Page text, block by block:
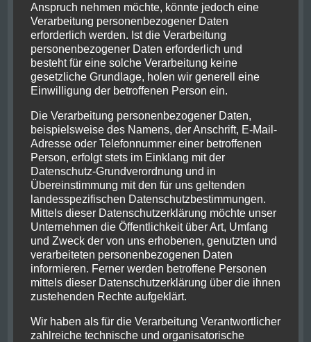
Rabbits crossing
Posted on19. November 2017/by lars
Eine Nacht verging und der frühe Vogel fängt in
diesem Fall den Bus nach Wanaka, 7:45 war Abfahrt.
Es hieß erneut eine
Read More
lake wanaka, newzealand,wanaka1 Kommentarzu
Anspruch nehmen möchte, könnte jedoch eine
Verarbeitung personenbezogener Daten
erforderlich werden. Ist die Verarbeitung
personenbezogener Daten erforderlich und
besteht für eine solche Verarbeitung keine
gesetzliche Grundlage, holen wir generell eine
Einwilligung der betroffenen Person ein.
Die Verarbeitung personenbezogener Daten,
beispielsweise des Namens, der Anschrift, E-Mail-
Adresse oder Telefonnummer einer betroffenen
Person, erfolgt stets im Einklang mit der
Datenschutz-Grundverordnung und in
Übereinstimmung mit den für uns geltenden
landesspezifischen Datenschutzbestimmungen.
Mittels dieser Datenschutzerklärung möchte unser
Unternehmen die Öffentlichkeit über Art, Umfang
und Zweck der von uns erhobenen, genutzten und
verarbeiteten personenbezogenen Daten
informieren. Ferner werden betroffene Personen
mittels dieser Datenschutzerklärung über die ihnen
zustehenden Rechte aufgeklärt.
Wir haben als für die Verarbeitung Verantwortlicher
zahlreiche technische und organisatorische